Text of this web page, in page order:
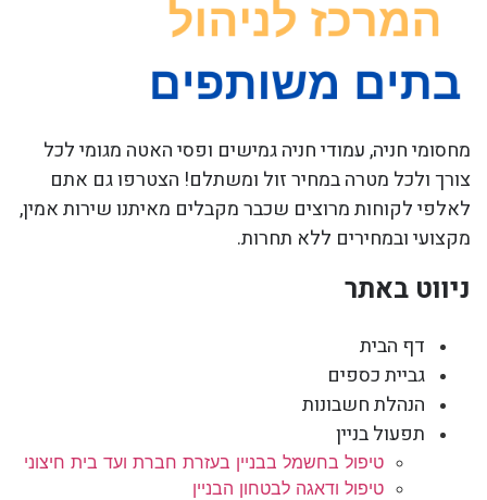
מחסומי חניה, עמודי חניה גמישים ופסי האטה מגומי לכל
צורך ולכל מטרה במחיר זול ומשתלם! הצטרפו גם אתם
לאלפי לקוחות מרוצים שכבר מקבלים מאיתנו שירות אמין,
מקצועי ובמחירים ללא תחרות.
ניווט באתר
דף הבית
גביית כספים
הנהלת חשבונות
תפעול בניין
טיפול בחשמל בבניין בעזרת חברת ועד בית חיצוני
טיפול ודאגה לבטחון הבניין